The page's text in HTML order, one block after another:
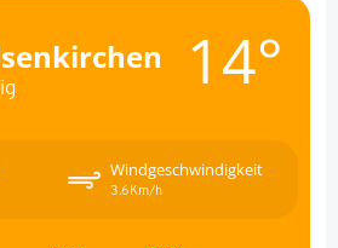
14°
Windgeschwindigkeit
3.6Km/h